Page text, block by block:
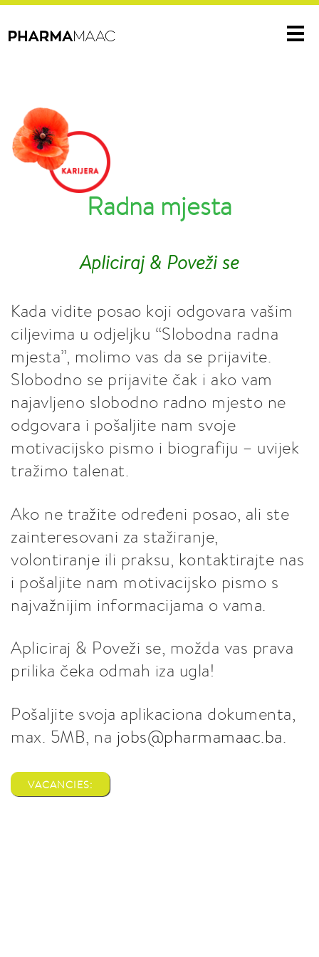
Radna mjesta
Apliciraj & Poveži se
Kada vidite posao koji odgovara vašim
ciljevima u odjeljku “Slobodna radna
mjesta”, molimo vas da se prijavite.
Slobodno se prijavite čak i ako vam
najavljeno slobodno radno mjesto ne
odgovara i pošaljite nam svoje
motivacijsko pismo i biografiju – uvijek
tražimo talenat.
Ako ne tražite određeni posao, ali ste
zainteresovani za stažiranje,
volontiranje ili praksu, kontaktirajte nas
i pošaljite nam motivacijsko pismo s
najvažnijim informacijama o vama.
Apliciraj & Poveži se, možda vas prava
prilika čeka odmah iza ugla!
Pošaljite svoja aplikaciona dokumenta,
max. 5MB, na jobs@pharmamaac.ba.
VACANCIES: